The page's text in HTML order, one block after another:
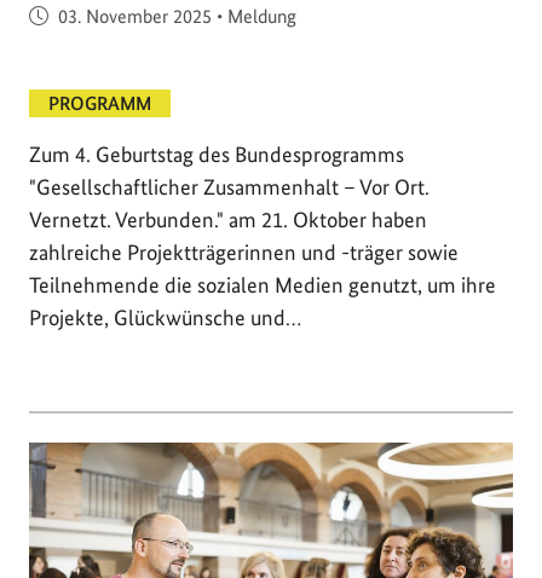
Veröffentlicht am
03. November 2025 • Meldung
PROGRAMM
Zum 4. Geburtstag des Bundesprogramms
"Gesellschaftlicher Zusammenhalt – Vor Ort.
Vernetzt. Verbunden." am 21. Oktober haben
zahlreiche Projektträgerinnen und -träger sowie
Teilnehmende die sozialen Medien genutzt, um ihre
Projekte, Glückwünsche und…